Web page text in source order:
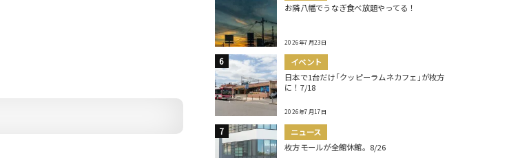
お隣八幡でうなぎ食べ放題やってる！
2026年7月23日
イベント
日本で1台だけ｢クッピーラムネカフェ｣が枚方
に！7/18
2026年7月17日
ニュース
枚方モールが全館休館。8/26